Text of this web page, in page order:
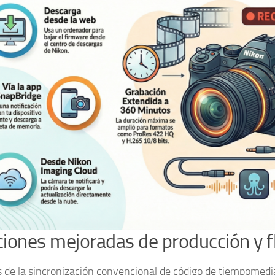
mejoradas de producción y
de la sincronización convencional de código de